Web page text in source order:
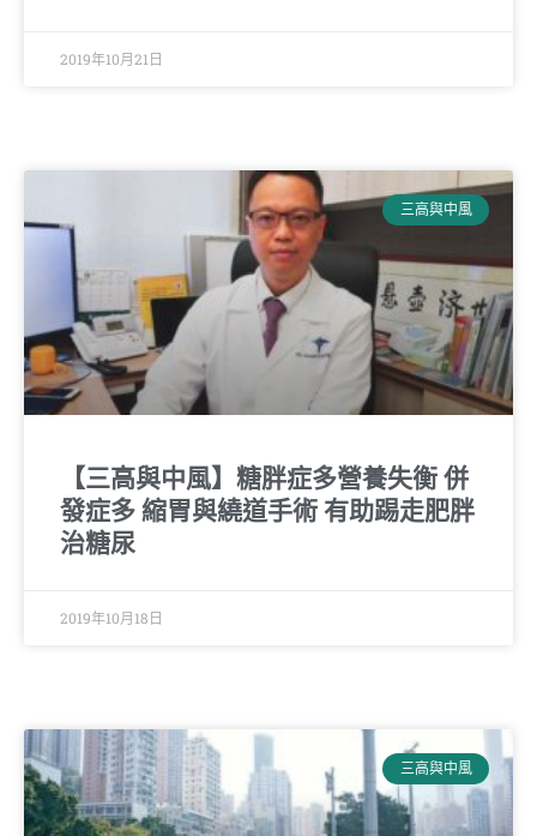
2019年10月21日
三高與中風
【三高與中風】糖胖症多營養失衡 併
發症多 縮胃與繞道手術 有助踢走肥胖
治糖尿
2019年10月18日
三高與中風